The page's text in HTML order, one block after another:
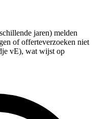
jaren) melden
of offerteverzoeken niet
vE), wat wijst op